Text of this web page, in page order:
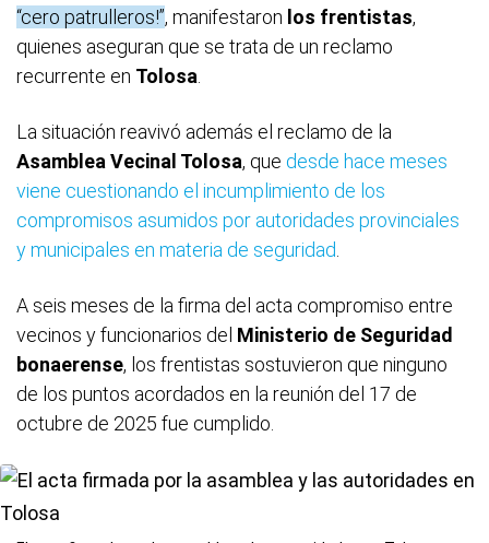
“cero patrulleros!”, manifestaron los frentistas,
quienes aseguran que se trata de un reclamo
recurrente en Tolosa
La situación reavivó además el reclamo de la
Asamblea Vecinal Tolosa, que desde hace meses
viene cuestionando el incumplimiento de los
compromisos asumidos por autoridades provinciales
y municipales en materia de seguridad
A seis meses de la firma del acta compromiso entre
vecinos y funcionarios del Ministerio de Seguridad
bonaerense, los frentistas sostuvieron que ninguno
de los puntos acordados en la reunión del 17 de
octubre de 2025 fue cumplido.